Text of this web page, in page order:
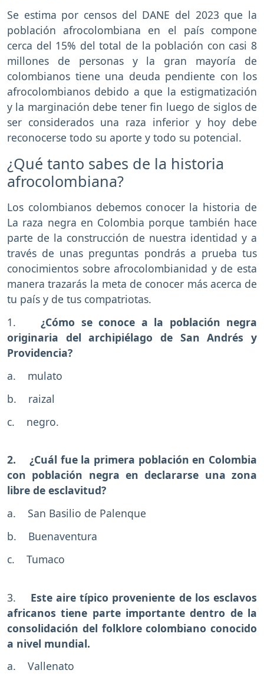
Se estima por censos del DANE del 2023 que la
población afrocolombiana en el país compone
cerca del 15% del total de la población con casi 8
millones de personas y la gran mayoría de
colombianos tiene una deuda pendiente con los
afrocolombianos debido a que la estigmatización
y la marginación debe tener fin luego de siglos de
ser considerados una raza inferior y hoy debe
reconocerse todo su aporte y todo su potencial.
¿Qué tanto sabes de la historia
afrocolombiana?
Los colombianos debemos conocer la historia de
La raza negra en Colombia porque también hace
parte de la construcción de nuestra identidad y a
través de unas preguntas pondrás a prueba tus
conocimientos sobre afrocolombianidad y de esta
manera trazarás la meta de conocer más acerca de
tu país y de tus compatriotas.
1. ¿Cómo se conoce a la población negra
originaria del archipiélago de San Andrés y
Providencia?
a. mulato
b. raizal
c. negro.
2. ¿Cuál fue la primera población en Colombia
con población negra en declararse una zona
libre de esclavitud?
a. San Basilio de Palenque
b. Buenaventura
c. Tumaco
3.
Este aire típico proveniente de los esclavos
africanos tiene parte importante dentro de la
consolidación del folklore colombiano conocido
a nivel mundial.
a. Vallenato